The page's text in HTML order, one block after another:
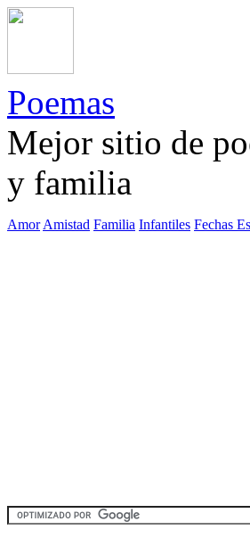
Poemas
Mejor sitio de
y familia
Amor Amistad Familia Infantiles Fechas